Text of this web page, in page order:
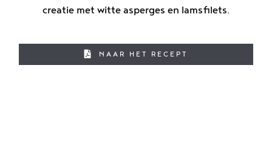
creatie met witte asperges en lamsfilets.
NAAR HET RECEPT